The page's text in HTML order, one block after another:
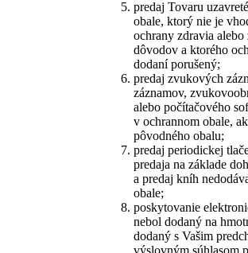
predaj Tovaru
obale, ktorý nie je
ochrany zdravia
dôvodov a ktorého
dodaní porušený;
predaj zvukových
záznamov,
alebo počítačového
v ochrannom obale,
pôvodného obalu;
predaj periodickej
predaja na základe
a predaj kníh
obale;
poskytovanie
nebol dodaný na
dodaný s Vašim
výslovným súhlasom